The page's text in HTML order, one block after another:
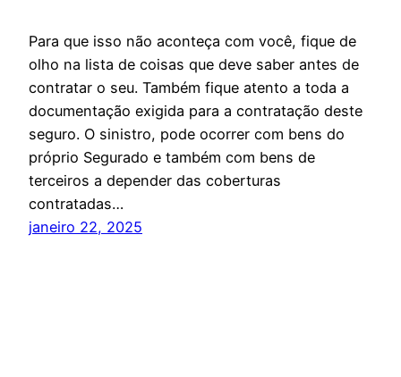
Para que isso não aconteça com você, fique de
olho na lista de coisas que deve saber antes de
contratar o seu. Também fique atento a toda a
documentação exigida para a contratação deste
seguro. O sinistro, pode ocorrer com bens do
próprio Segurado e também com bens de
terceiros a depender das coberturas
contratadas…
janeiro 22, 2025